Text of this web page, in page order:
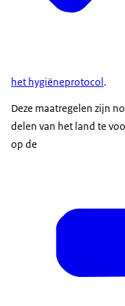
het hygiëneprotocol .
Deze maatregelen zijn
delen van het land te
op de